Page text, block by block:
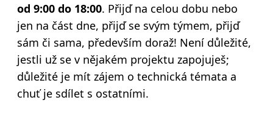
od 9:00 do 18:00. Přijď na celou dobu nebo
jen na část dne, přijď se svým týmem, přijď
sám či sama, především doraž! Není důležité,
jestli už se v nějakém projektu zapojuješ;
důležité je mít zájem o technická témata a
chuť je sdílet s ostatními.